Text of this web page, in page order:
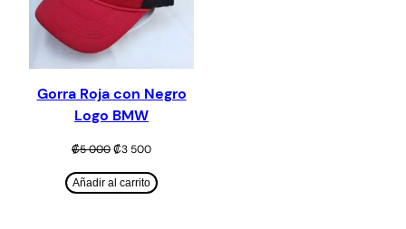
Gorra Roja con Negro
Logo BMW
₡5 000El
original
era:
₡3 500El
actual
es:
Añadir al carrito